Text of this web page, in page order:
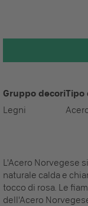
Gruppo decori
Legni
Tipo
L'Acero Norvegese
naturale calda e
tocco di rosa. Le
dell'Acero